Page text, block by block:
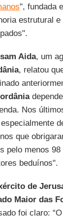
", fundada
estrutural
Aida, um
, relatou
Nos
que
pelo menos
beduínos".
de
Maior das
foi claro: “O